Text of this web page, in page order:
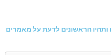
הראשונים לדעת על מאמרים